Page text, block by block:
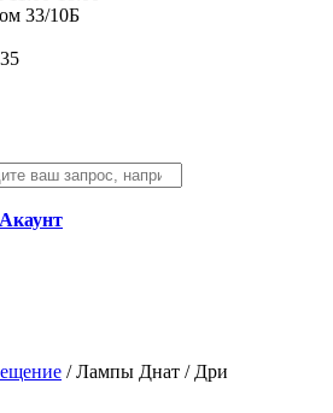
33/10Б
Акаунт
/Лампы Днат / Дри